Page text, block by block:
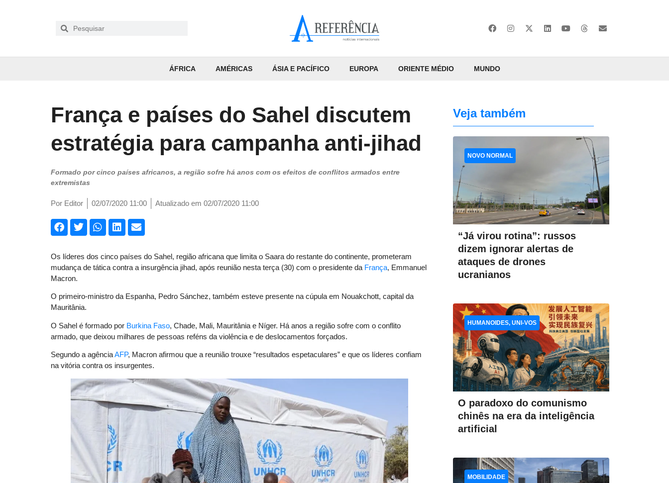
ÁFRICA AMÉRICAS ÁSIA E PACÍFICO EUROPA ORIENTE MÉDIO MUNDO
França e países do Sahel discutem
estratégia para campanha anti-jihad
Formado por cinco países africanos, a região sofre há anos com os efeitos de conflitos armados entre
extremistas
Por Editor 02/07/2020 11:00 Atualizado em 02/07/2020 11:00
Os líderes dos cinco países do Sahel, região africana que limita o Saara do restante do continente, prometeram
mudança de tática contra a insurgência jihad, após reunião nesta terça (30) com o presidente da França, Emmanuel
Macron.
O primeiro-ministro da Espanha, Pedro Sánchez, também esteve presente na cúpula em Nouakchott, capital da
Mauritânia.
O Sahel é formado por Burkina Faso, Chade, Mali, Mauritânia e Níger. Há anos a região sofre com o conflito
armado, que deixou milhares de pessoas reféns da violência e de deslocamentos forçados.
Segundo a agênciaAFP, Macron afirmou que a reunião trouxe “resultados espetaculares” e que os líderes confiam
na vitória contra os insurgentes.
Veja também
“Já virou rotina”: russos
dizem ignorar alertas de
ataques de drones
ucranianos
NOVO NORMAL
O paradoxo do comunismo
chinês na era da inteligência
artificial
HUMANOIDES, UNI-VOS
MOBILIDADE